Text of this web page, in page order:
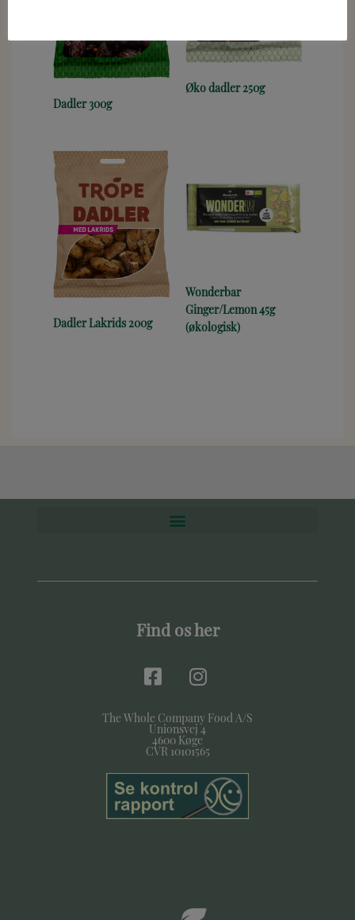
Dadler 300g
Øko dadler 250g
Dadler Lakrids 200g
Wonderbar
Ginger/Lemon 45g
(økologisk)
Find os her
The Whole Company Food A/S
Unionsvej 4
4600 Køge
CVR 10101565